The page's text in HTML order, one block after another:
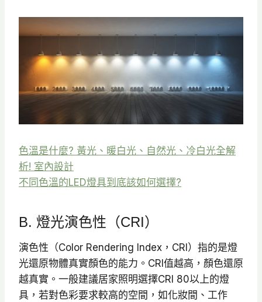
色溫是什麼? 黃光、暖白光、自然光、冷白光全解
析! 室內設計
不同色溫的LED燈具到底該如何選擇?
B. 燈光演色性（CRI）
演色性（Color Rendering Index，CRI）指的是燈
光還原物體真實顏色的能力。​CRI值越高，顏色還原
越真實。​一般建議居家照明選擇CRI 80以上的燈
具，若對色彩要求較高的空間，如化妝間、工作